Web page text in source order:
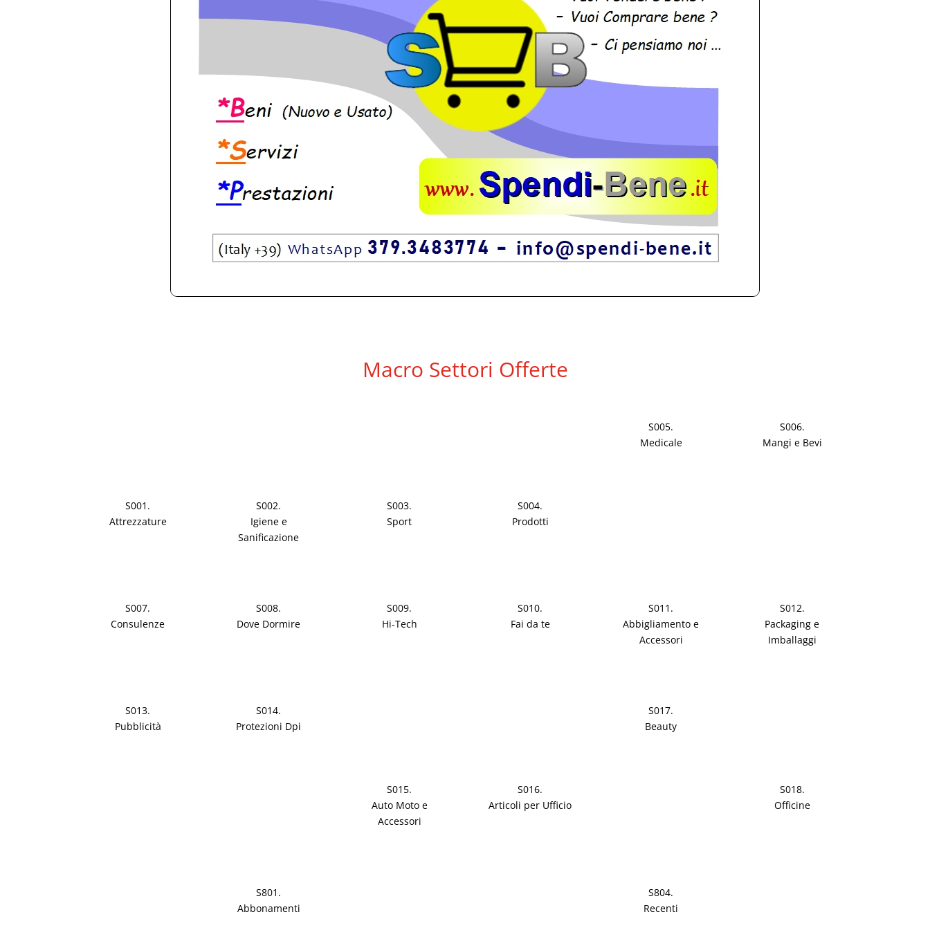
Macro Settori Offerte
S001.
Attrezzature
S002.
Igiene e
Sanificazione
S003.
Sport
S004.
Prodotti
S005.
Medicale
S006.
Mangi e Bevi
S007.
Consulenze
S008.
Dove Dormire
S009.
Hi-Tech
S010.
Fai da te
S011.
Abbigliamento e
Accessori
S012.
Packaging e
Imballaggi
S013.
Pubblicità
S014.
Protezioni Dpi
S015.
Auto Moto e
Accessori
S016.
Articoli per Ufficio
S017.
Beauty
S018.
Officine
S801.
Abbonamenti
S804.
Recenti